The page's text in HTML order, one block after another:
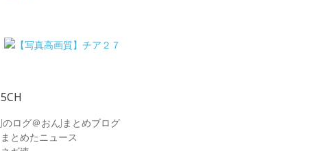
5CH
Jのログ＠おんJまとめブログ
まとめたニュース